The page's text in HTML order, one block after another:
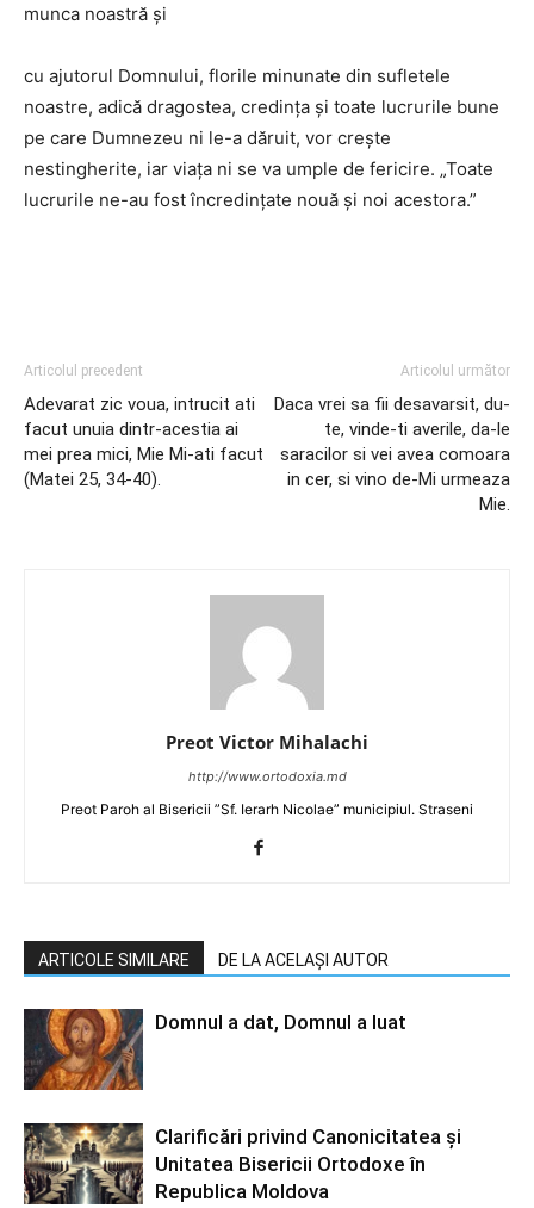
munca noastră şi
cu ajutorul Domnului, florile minunate din sufletele
noastre, adică dragostea, credinţa şi toate lucrurile bune
pe care Dumnezeu ni le-a dăruit, vor creşte
nestingherite, iar viaţa ni se va umple de fericire. „Toate
lucrurile ne-au fost încredinţate nouă şi noi acestora.”
Articolul precedent
Adevarat zic voua, intrucit ati
facut unuia dintr-acestia ai
mei prea mici, Mie Mi-ati facut
(Matei 25, 34-40).
Articolul următor
Daca vrei sa fii desavarsit, du-
te, vinde-ti averile, da-le
saracilor si vei avea comoara
in cer, si vino de-Mi urmeaza
Mie.
Preot Victor Mihalachi
http://www.ortodoxia.md
Preot Paroh al Bisericii ”Sf. Ierarh Nicolae” municipiul. Straseni
ARTICOLE SIMILARE DE LA ACELAȘI AUTOR
Domnul a dat, Domnul a luat
Clarificări privind Canonicitatea și
Unitatea Bisericii Ortodoxe în
Republica Moldova